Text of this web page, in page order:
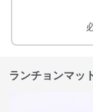
ランチョンマッ